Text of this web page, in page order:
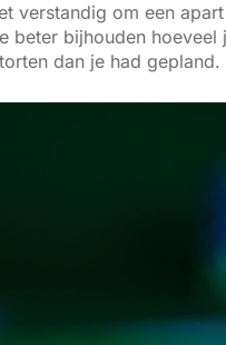
verstandig om een
beter bijhouden
dan je had gepland.